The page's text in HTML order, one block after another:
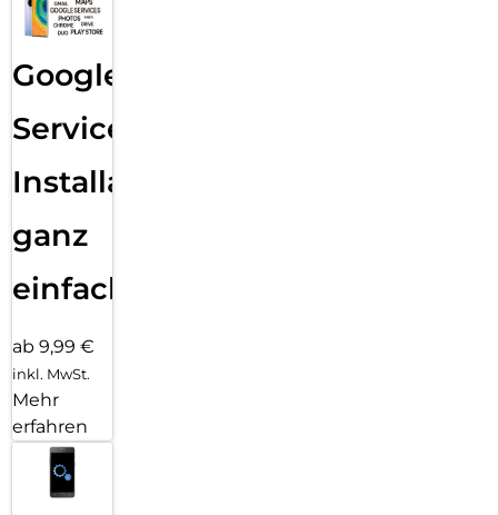
Google
Services
Installation
ganz
einfach
ab 9,99 €
inkl. MwSt.
Mehr
erfahren